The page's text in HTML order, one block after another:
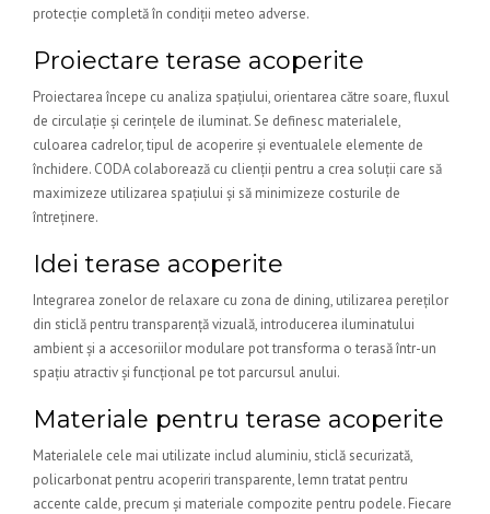
protecție completă în condiții meteo adverse.
Proiectare terase acoperite
Proiectarea începe cu analiza spațiului, orientarea către soare, fluxul
de circulație și cerințele de iluminat. Se definesc materialele,
culoarea cadrelor, tipul de acoperire și eventualele elemente de
închidere. CODA colaborează cu clienții pentru a crea soluții care să
maximizeze utilizarea spațiului și să minimizeze costurile de
întreținere.
Idei terase acoperite
Integrarea zonelor de relaxare cu zona de dining, utilizarea pereților
din sticlă pentru transparență vizuală, introducerea iluminatului
ambient și a accesoriilor modulare pot transforma o terasă într-un
spațiu atractiv și funcțional pe tot parcursul anului.
Materiale pentru terase acoperite
Materialele cele mai utilizate includ aluminiu, sticlă securizată,
policarbonat pentru acoperiri transparente, lemn tratat pentru
accente calde, precum și materiale compozite pentru podele. Fiecare